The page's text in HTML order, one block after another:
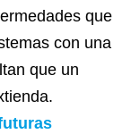
que
con una
que un